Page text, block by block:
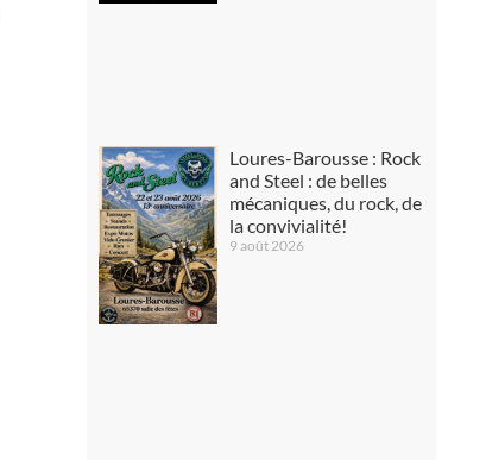
Loures-Barousse : Rock
and Steel : de belles
mécaniques, du rock, de
la convivialité!
9 août 2026